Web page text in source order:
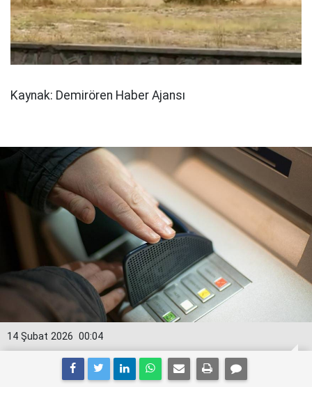
Kaynak: Demirören Haber Ajansı
00:04
14 Şubat 2026